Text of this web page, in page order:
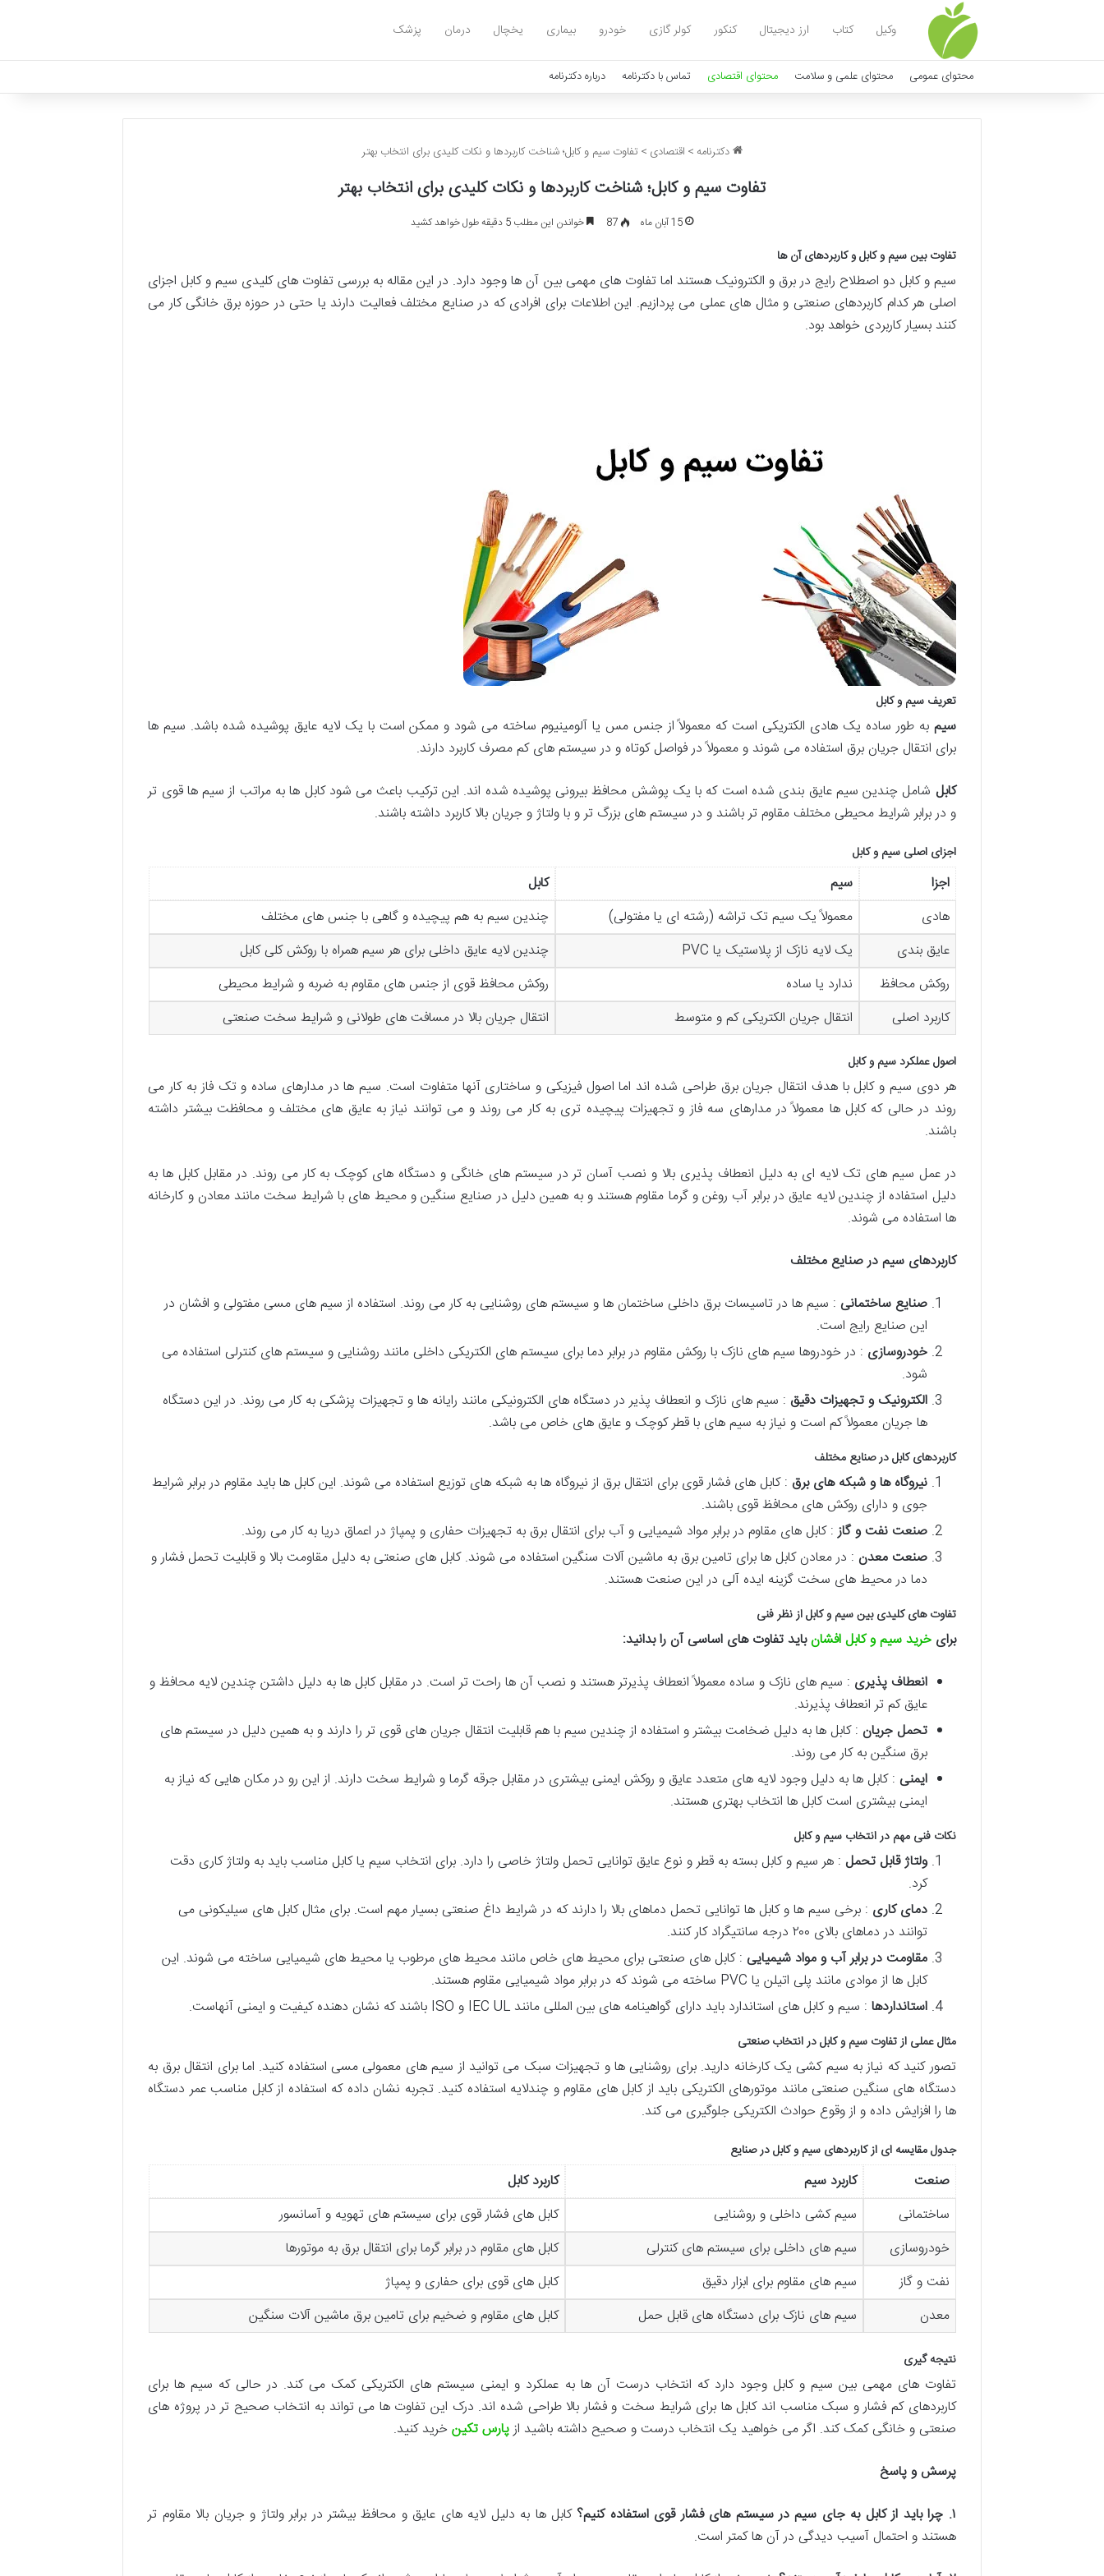
وکیل کتاب ارز دیجیتال کنکور کولر گازی خودرو بیماری یخچال درمان پزشک
محتوای عمومی محتوای علمی و سلامت محتوای اقتصادی تماس با دکترنامه درباره دکترنامه
دکترنامه > اقتصادی > تفاوت سیم و کابل؛ شناخت کاربردها و نکات کلیدی برای انتخاب بهتر
تفاوت سیم و کابل؛ شناخت کاربردها و نکات کلیدی برای انتخاب بهتر
15 آبان ماه 87 خواندن این مطلب 5 دقیقه طول خواهد کشید
تفاوت بین سیم و کابل و کاربردهای آن ها
سیم و کابل دو اصطلاح رایج در برق و الکترونیک هستند اما تفاوت های مهمی بین آن ها وجود دارد. در این مقاله به بررسی تفاوت های کلیدی سیم و کابل اجزای
اصلی هر کدام کاربردهای صنعتی و مثال های عملی می پردازیم. این اطلاعات برای افرادی که در صنایع مختلف فعالیت دارند یا حتی در حوزه برق خانگی کار می
کنند بسیار کاربردی خواهد بود.
تعریف سیم و کابل
سیم به طور ساده یک هادی الکتریکی است که معمولاً از جنس مس یا آلومینیوم ساخته می شود و ممکن است با یک لایه عایق پوشیده شده باشد. سیم ها
برای انتقال جریان برق استفاده می شوند و معمولاً در فواصل کوتاه و در سیستم های کم مصرف کاربرد دارند.
کابل شامل چندین سیم عایق بندی شده است که با یک پوشش محافظ بیرونی پوشیده شده اند. این ترکیب باعث می شود کابل ها به مراتب از سیم ها قوی تر
و در برابر شرایط محیطی مختلف مقاوم تر باشند و در سیستم های بزرگ تر و با ولتاژ و جریان بالا کاربرد داشته باشند.
اجزای اصلی سیم و کابل
اجزا سیم
کابل
هادی
معمولاً یک سیم تک تراشه (رشته ای یا مفتولی)
چندین سیم به هم پیچیده و گاهی با جنس های مختلف
عایق بندی
یک لایه نازک از پلاستیک یا PVC
چندین لایه عایق داخلی برای هر سیم همراه با روکش کلی کابل
روکش محافظ
ندارد یا ساده
روکش محافظ قوی از جنس های مقاوم به ضربه و شرایط محیطی
کاربرد اصلی
انتقال جریان الکتریکی کم و متوسط انتقال جریان بالا در مسافت های طولانی و شرایط سخت صنعتی
اصول عملکرد سیم و کابل
هر دوی سیم و کابل با هدف انتقال جریان برق طراحی شده اند اما اصول فیزیکی و ساختاری آنها متفاوت است. سیم ها در مدارهای ساده و تک فاز به کار می
روند در حالی که کابل ها معمولاً در مدارهای سه فاز و تجهیزات پیچیده تری به کار می روند و می توانند نیاز به عایق های مختلف و محافظت بیشتر داشته
باشند.
در عمل سیم های تک لایه ای به دلیل انعطاف پذیری بالا و نصب آسان تر در سیستم های خانگی و دستگاه های کوچک به کار می روند. در مقابل کابل ها به
دلیل استفاده از چندین لایه عایق در برابر آب روغن و گرما مقاوم هستند و به همین دلیل در صنایع سنگین و محیط های با شرایط سخت مانند معادن و کارخانه
ها استفاده می شوند.
کاربردهای سیم در صنایع مختلف
صنایع ساختمانی : سیم ها در تاسیسات برق داخلی ساختمان ها و سیستم های روشنایی به کار می روند. استفاده از سیم های مسی مفتولی و افشان در
این صنایع رایج است.
خودروسازی : در خودروها سیم های نازک با روکش مقاوم در برابر دما برای سیستم های الکتریکی داخلی مانند روشنایی و سیستم های کنترلی استفاده می
شود.
الکترونیک و تجهیزات دقیق : سیم های نازک و انعطاف پذیر در دستگاه های الکترونیکی مانند رایانه ها و تجهیزات پزشکی به کار می روند. در این دستگاه
ها جریان معمولاً کم است و نیاز به سیم های با قطر کوچک و عایق های خاص می باشد.
کاربردهای کابل در صنایع مختلف
نیروگاه ها و شبکه های برق : کابل های فشار قوی برای انتقال برق از نیروگاه ها به شبکه های توزیع استفاده می شوند. این کابل ها باید مقاوم در برابر شرایط
جوی و دارای روکش های محافظ قوی باشند.
صنعت نفت و گاز: کابل های مقاوم در برابر مواد شیمیایی و آب برای انتقال برق به تجهیزات حفاری و پمپاژ در اعماق دریا به کار می روند.
صنعت معدن : در معادن کابل ها برای تامین برق به ماشین آلات سنگین استفاده می شوند. کابل های صنعتی به دلیل مقاومت بالا و قابلیت تحمل فشار و
دما در محیط های سخت گزینه ایده آلی در این صنعت هستند.
تفاوت های کلیدی بین سیم و کابل از نظر فنی
برای خرید سیم و کابل افشانباید تفاوت های اساسی آن را بدانید:
انعطاف پذیری : سیم های نازک و ساده معمولاً انعطاف پذیرتر هستند و نصب آن ها راحت تر است. در مقابل کابل ها به دلیل داشتن چندین لایه محافظ و
عایق کم تر انعطاف پذیرند.
تحمل جریان : کابل ها به دلیل ضخامت بیشتر و استفاده از چندین سیم با هم قابلیت انتقال جریان های قوی تر را دارند و به همین دلیل در سیستم های
برق سنگین به کار می روند.
ایمنی : کابل ها به دلیل وجود لایه های متعدد عایق و روکش ایمنی بیشتری در مقابل جرقه گرما و شرایط سخت دارند. از این رو در مکان هایی که نیاز به
ایمنی بیشتری است کابل ها انتخاب بهتری هستند.
نکات فنی مهم در انتخاب سیم و کابل
ولتاژ قابل تحمل : هر سیم و کابل بسته به قطر و نوع عایق توانایی تحمل ولتاژ خاصی را دارد. برای انتخاب سیم یا کابل مناسب باید به ولتاژ کاری دقت
کرد.
دمای کاری : برخی سیم ها و کابل ها توانایی تحمل دماهای بالا را دارند که در شرایط داغ صنعتی بسیار مهم است. برای مثال کابل های سیلیکونی می
توانند در دماهای بالای ۲۰۰ درجه سانتیگراد کار کنند.
مقاومت در برابر آب و مواد شیمیایی : کابل های صنعتی برای محیط های خاص مانند محیط های مرطوب یا محیط های شیمیایی ساخته می شوند. این
کابل ها از موادی مانند پلی اتیلن یا PVC ساخته می شوند که در برابر مواد شیمیایی مقاوم هستند.
استانداردها : سیم و کابل های استاندارد باید دارای گواهینامه های بین المللی مانند IEC UL و ISO باشند که نشان دهنده کیفیت و ایمنی آنهاست.
مثال عملی از تفاوت سیم و کابل در انتخاب صنعتی
تصور کنید که نیاز به سیم کشی یک کارخانه دارید. برای روشنایی ها و تجهیزات سبک می توانید از سیم های معمولی مسی استفاده کنید. اما برای انتقال برق به
دستگاه های سنگین صنعتی مانند موتورهای الکتریکی باید از کابل های مقاوم و چندلایه استفاده کنید. تجربه نشان داده که استفاده از کابل مناسب عمر دستگاه
ها را افزایش داده و از وقوع حوادث الکتریکی جلوگیری می کند.
جدول مقایسه ای از کاربردهای سیم و کابل در صنایع
صنعت کاربرد سیم
کاربرد کابل
ساختمانی
سیم کشی داخلی و روشنایی
کابل های فشار قوی برای سیستم های تهویه و آسانسور
خودروسازی
سیم های داخلی برای سیستم های کنترلی
کابل های مقاوم در برابر گرما برای انتقال برق به موتورها
نفت و گاز
سیم های مقاوم برای ابزار دقیق
کابل های قوی برای حفاری و پمپاژ
معدن
سیم های نازک برای دستگاه های قابل حمل کابل های مقاوم و ضخیم برای تامین برق ماشین آلات سنگین
نتیجهگیری
تفاوت های مهمی بین سیم و کابل وجود دارد که انتخاب درست آن ها به عملکرد و ایمنی سیستم های الکتریکی کمک می کند. در حالی که سیم ها برای
کاربردهای کم فشار و سبک مناسب اند کابل ها برای شرایط سخت و فشار بالا طراحی شده اند. درک این تفاوت ها می تواند به انتخاب صحیح تر در پروژه های
صنعتی و خانگی کمک کند. اگر می خواهید یک انتخاب درست و صحیح داشته باشید ازپارس تکین خرید کنید.
پرسش و پاسخ
۱. چرا باید از کابل به جای سیم در سیستم های فشار قوی استفاده کنیم؟ کابل ها به دلیل لایه های عایق و محافظ بیشتر در برابر ولتاژ و جریان بالا مقاوم تر
هستند و احتمال آسیب دیدگی در آن ها کمتر است.